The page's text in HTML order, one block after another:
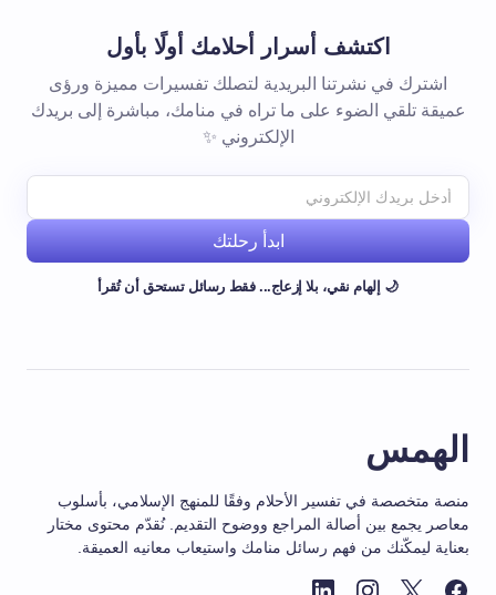
اكتشف أسرار أحلامك أولًا بأول
اشترك في نشرتنا البريدية لتصلك تفسيرات مميزة ورؤى
عميقة تلقي الضوء على ما تراه في منامك، مباشرة إلى بريدك
الإلكتروني ✨
ابدأ رحلتك
🌙 إلهام نقي، بلا إزعاج... فقط رسائل تستحق أن تُقرأ
الهمس
منصة متخصصة في تفسير الأحلام وفقًا للمنهج الإسلامي، بأسلوب
معاصر يجمع بين أصالة المراجع ووضوح التقديم. نُقدّم محتوى مختار
بعناية ليمكّنك من فهم رسائل منامك واستيعاب معانيه العميقة.